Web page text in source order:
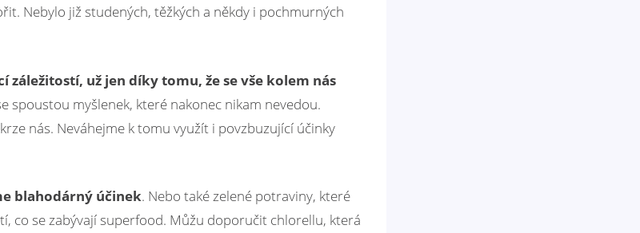
Nebylo již studených, těžkých a někdy i pochmurných
záležitostí, už jen díky tomu, že se vše kolem nás
spoustou myšlenek, které nakonec nikam nevedou.
nás. Neváhejme k tomu využít i povzbuzující účinky
blahodárný účinek. Nebo také zelené potraviny, které
co se zabývají superfood. Můžu doporučit chlorellu, která